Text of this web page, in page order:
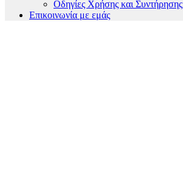
Οδηγίες Χρήσης και Συντήρησης
Επικοινωνία με εμάς